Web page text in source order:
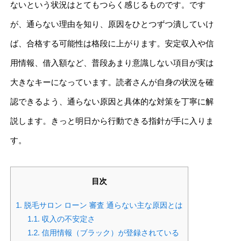
ないという状況はとてもつらく感じるものです。です
が、通らない理由を知り、原因をひとつずつ潰していけ
ば、合格する可能性は格段に上がります。安定収入や信
用情報、借入額など、普段あまり意識しない項目が実は
大きなキーになっています。読者さんが自身の状況を確
認できるよう、通らない原因と具体的な対策を丁寧に解
説します。きっと明日から行動できる指針が手に入りま
す。
目次
1. 脱毛サロン ローン 審査 通らない主な原因とは
1.1. 収入の不安定さ
1.2. 信用情報（ブラック）が登録されている